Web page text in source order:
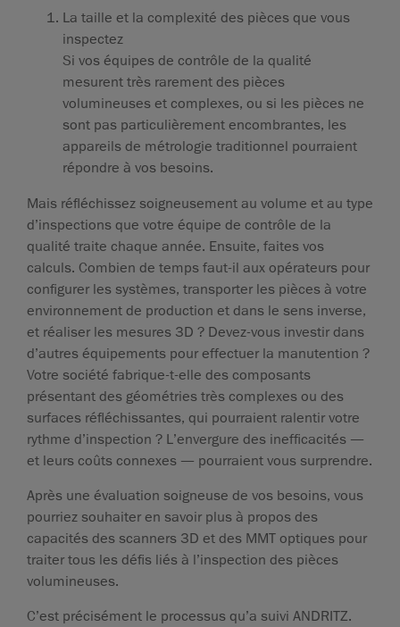
La taille et la complexité des pièces que vous
inspectez
Si vos équipes de contrôle de la qualité
mesurent très rarement des pièces
volumineuses et complexes, ou si les pièces ne
sont pas particulièrement encombrantes, les
appareils de métrologie traditionnel pourraient
répondre à vos besoins.
Mais réfléchissez soigneusement au volume et au type
d’inspections que votre équipe de contrôle de la
qualité traite chaque année. Ensuite, faites vos
calculs. Combien de temps faut-il aux opérateurs pour
configurer les systèmes, transporter les pièces à votre
environnement de production et dans le sens inverse,
et réaliser les mesures 3D ? Devez-vous investir dans
d’autres équipements pour effectuer la manutention ?
Votre société fabrique-t-elle des composants
présentant des géométries très complexes ou des
surfaces réfléchissantes, qui pourraient ralentir votre
rythme d’inspection ? L’envergure des inefficacités —
et leurs coûts connexes — pourraient vous surprendre.
Après une évaluation soigneuse de vos besoins, vous
pourriez souhaiter en savoir plus à propos des
capacités des scanners 3D et des MMT optiques pour
traiter tous les défis liés à l’inspection des pièces
volumineuses.
C’est précisément le processus qu’a suivi ANDRITZ.